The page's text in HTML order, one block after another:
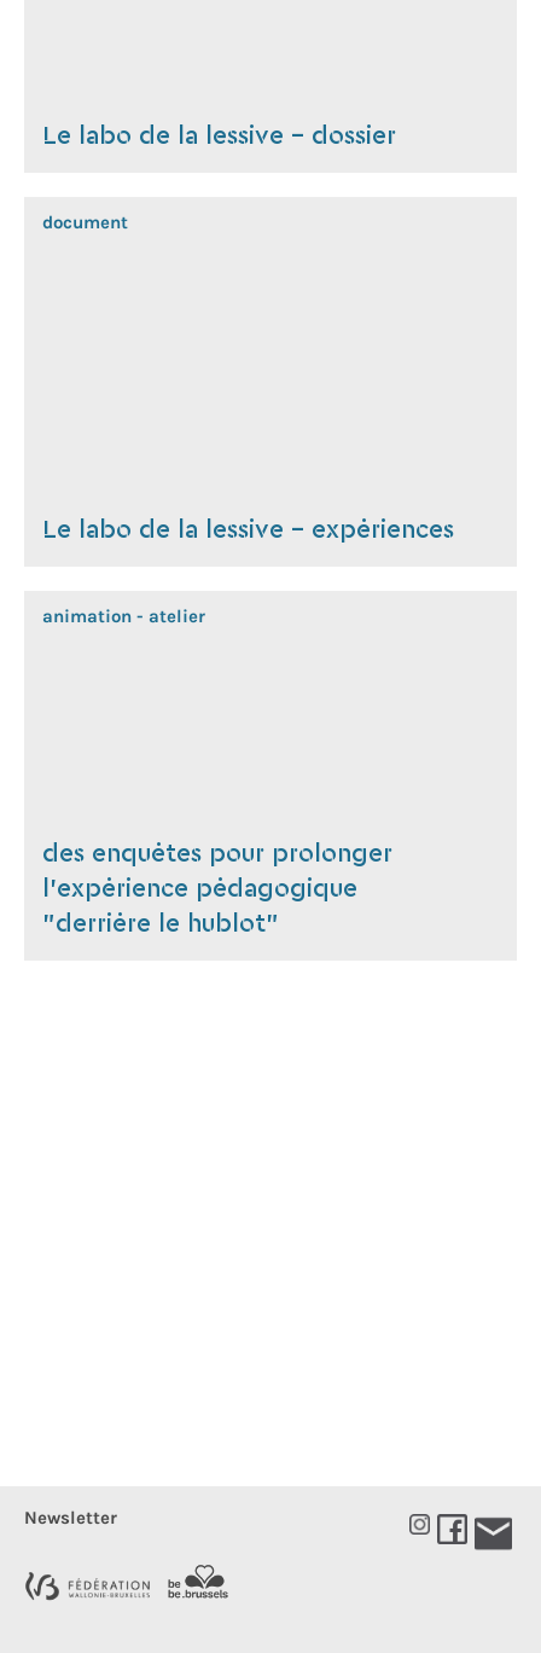
Le labo de la lessive - dossier
document
Le labo de la lessive - expériences
animation - atelier
des enquêtes pour prolonger
l'expérience pédagogique
"derrière le hublot"
Newsletter